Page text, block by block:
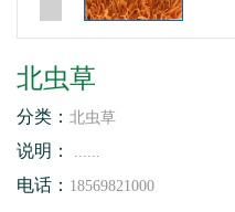
北虫草
分类： 北虫草
说明： ......
电话： 18569821000